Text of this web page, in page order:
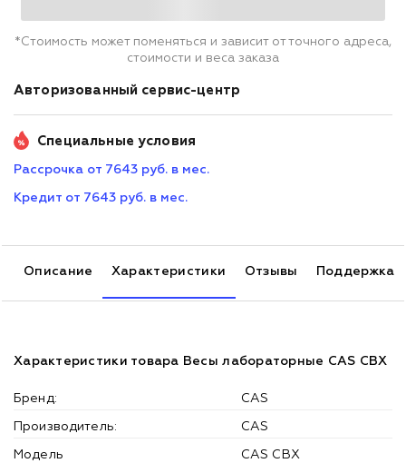
*Стоимость может поменяться и зависит от точного адреса,
стоимости и веса заказа
Авторизованный сервис-центр
Специальные условия
Рассрочка от 7643 руб. в мес.
Кредит от 7643 руб. в мес.
Описание Характеристики Отзывы Поддержка
Характеристики товара Весы лабораторные CAS CBX
Бренд: CAS
Производитель: CAS
Модель CAS CBX